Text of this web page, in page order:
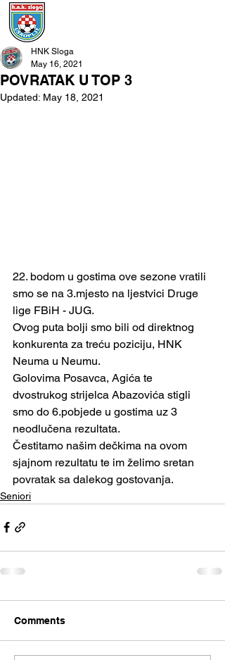
POVRATAK U TOP 3
HNK Sloga
May 16, 2021
Updated: May 18, 2021
22. bodom u gostima ove sezone vratili
smo se na 3.mjesto na ljestvici Druge
lige FBiH - JUG.
Ovog puta bolji smo bili od direktnog
konkurenta za treću poziciju, HNK
Neuma u Neumu.
Golovima Posavca, Agića te
dvostrukog strijelca Abazovića stigli
smo do 6.pobjede u gostima uz 3
neodlučena rezultata.
Čestitamo našim dečkima na ovom
sjajnom rezultatu te im želimo sretan
povratak sa dalekog gostovanja.
Seniori
Comments